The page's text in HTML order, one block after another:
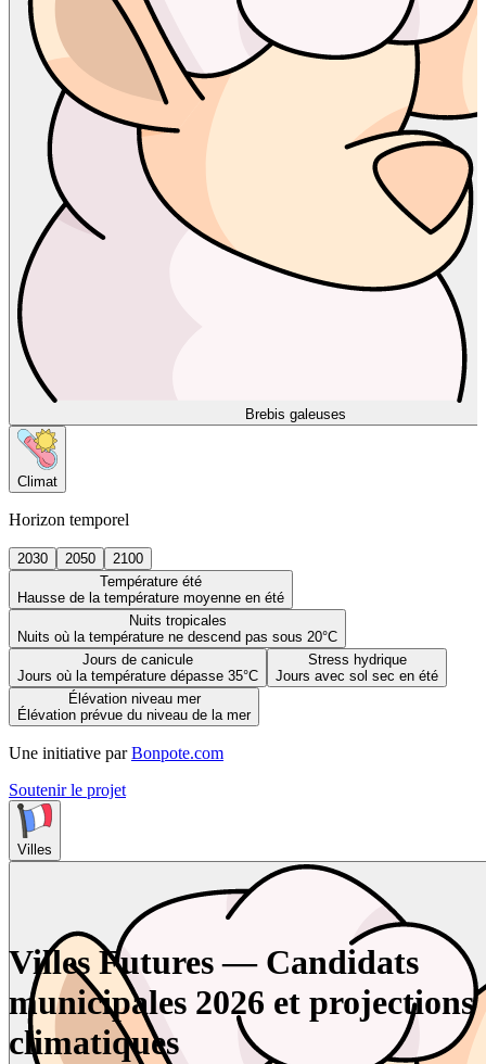
Brebis galeuses
Climat
Horizon temporel
2030 2050
2100
Température été
Hausse de la température moyenne en été
Nuits tropicales
Nuits où la température ne descend pas sous 20°C
Jours de canicule
Jours où la température dépasse 35°C
Stress hydrique
Jours avec sol sec en été
Élévation niveau mer
Élévation prévue du niveau de la mer
Une initiative par Bonpote.com
Soutenir le projet
Villes
Villes Futures — Candidats
municipales 2026 et projections
climatiques